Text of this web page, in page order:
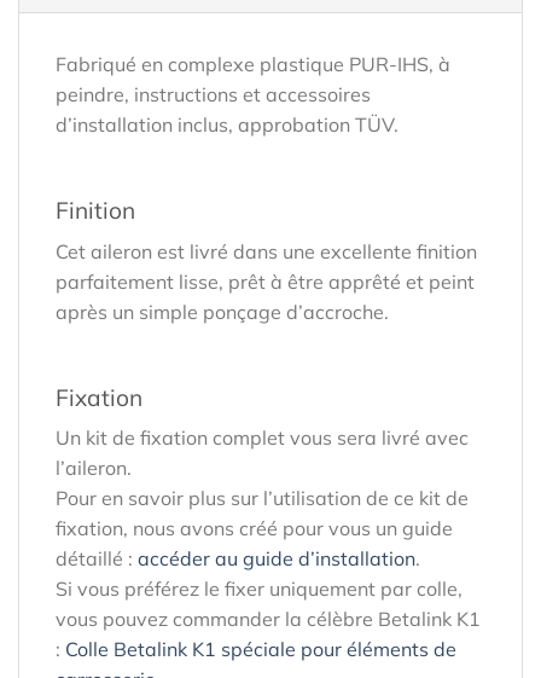
Fabriqué en complexe plastique PUR-IHS, à
peindre, instructions et accessoires
d’installation inclus, approbation TÜV.
Finition
Cet aileron est livré dans une excellente finition
parfaitement lisse, prêt à être apprêté et peint
après un simple ponçage d’accroche.
Fixation
Un kit de fixation complet vous sera livré avec
l’aileron.
Pour en savoir plus sur l’utilisation de ce kit de
fixation, nous avons créé pour vous un guide
détaillé : accéder au guide d’installation.
Si vous préférez le fixer uniquement par colle,
vous pouvez commander la célèbre Betalink K1
: Colle Betalink K1 spéciale pour éléments de